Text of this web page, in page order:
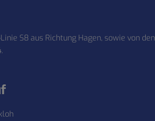
S8 aus Richtung Hagen, sowie von den